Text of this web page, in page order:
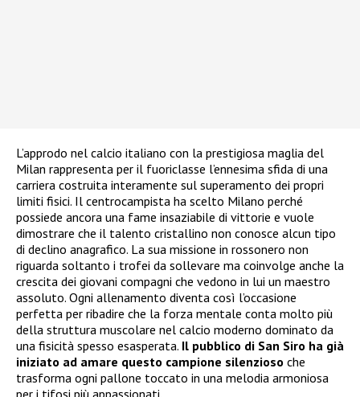
L’approdo nel calcio italiano con la prestigiosa maglia del
Milan rappresenta per il fuoriclasse l’ennesima sfida di una
carriera costruita interamente sul superamento dei propri
limiti fisici. Il centrocampista ha scelto Milano perché
possiede ancora una fame insaziabile di vittorie e vuole
dimostrare che il talento cristallino non conosce alcun tipo
di declino anagrafico. La sua missione in rossonero non
riguarda soltanto i trofei da sollevare ma coinvolge anche la
crescita dei giovani compagni che vedono in lui un maestro
assoluto. Ogni allenamento diventa così l’occasione
perfetta per ribadire che la forza mentale conta molto più
della struttura muscolare nel calcio moderno dominato da
una fisicità spesso esasperata. Il pubblico di San Siro ha già
iniziato ad amare questo campione silenzioso che
trasforma ogni pallone toccato in una melodia armoniosa